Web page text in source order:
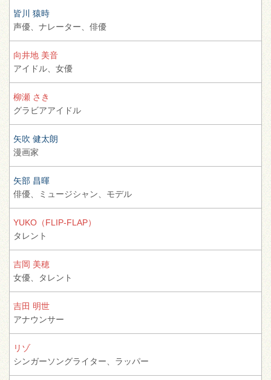
皆川 猿時
声優、 ナレーター、 俳優
向井地 美音
アイドル、 女優
柳瀬 さき
グラビアアイドル
矢吹 健太朗
漫画家
矢部 昌暉
俳優、
ミュージシャン、 モデル
YUKO（FLIP-FLAP）
タレント
吉岡 美穂
女優、
タレント
吉田 明世
アナウンサー
リゾ
シンガーソングライター、 ラッパー